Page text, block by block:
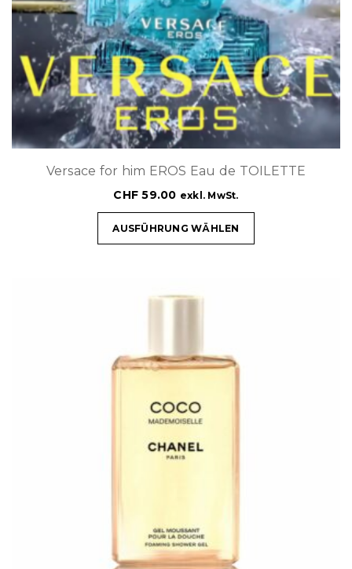
Versace for him EROS Eau de TOILETTE
CHF 59.00 exkl. MwSt.
AUSFÜHRUNG WÄHLEN